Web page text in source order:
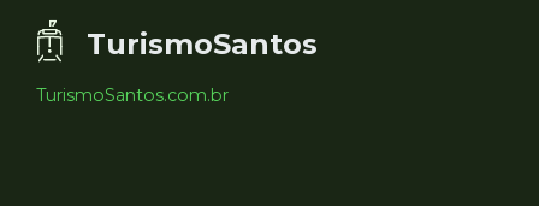
TurismoSantos
TurismoSantos.com.br